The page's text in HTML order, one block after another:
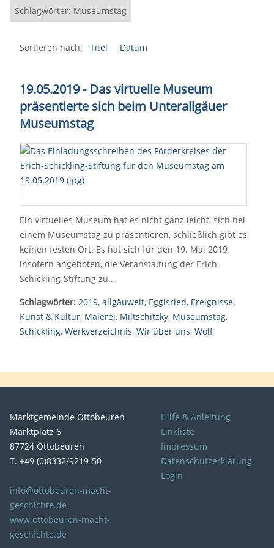
Schlagwörter: Museumstag
Sortieren nach: Titel Datum
19.05.2019 - Das virtuelle Museum
präsentierte sich beim Unterallgäuer
Museumstag
Ein virtuelles Museum hat es nicht ganz leicht, sich bei
einem Museumstag zu präsentieren, schließlich gibt es
keinen festen Ort. Es hat sich für den 19. Mai 2019
insofern angeboten, die Veranstaltung der Erich-
Schickling-Stiftung zu…
Schlagwörter: 2019, allgäuweit, Eggisried, Ereignisse,
Kunst & Kultur, Malerei, Miltschitzky, Museumstag,
Schickling, Werkverzeichnis, Wir über uns, Wolf
Marktgemeinde Ottobeuren
Marktplatz 6
87724 Ottobeuren
T. +49 (0)8332/9219-50
info@ottobeuren-macht-
geschichte.de
www.ottobeuren-macht-
geschichte.de
Hilfe & Anleitung
Linkliste
Impressum
Datenschutzerklärung
Login